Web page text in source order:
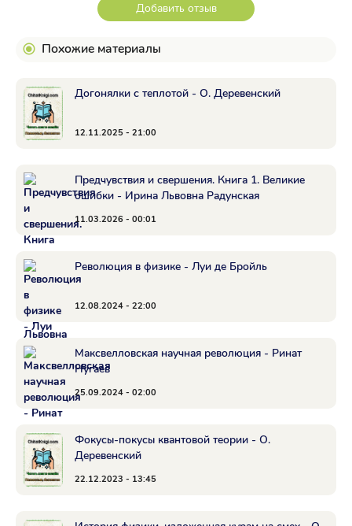
Добавить отзыв
Похожие материалы
Догонялки с теплотой - О. Деревенский
12.11.2025 - 21:00
Предчувствия и свершения. Книга 1. Великие
ошибки - Ирина Львовна Радунская
11.03.2026 - 00:01
Революция в физике - Луи де Бройль
12.08.2024 - 22:00
Максвелловская научная революция - Ринат
Нугаев
25.09.2024 - 02:00
Фокусы-покусы квантовой теории - О.
Деревенский
22.12.2023 - 13:45